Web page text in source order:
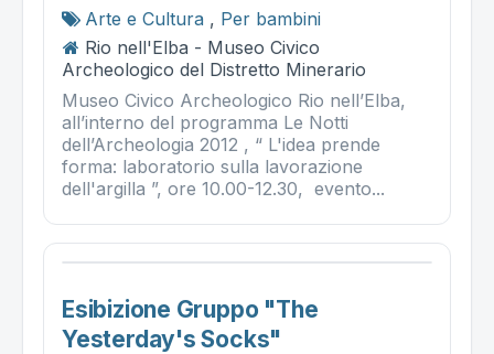
Arte e Cultura , Per bambini
Rio nell'Elba - Museo Civico
Archeologico del Distretto Minerario
Museo Civico Archeologico Rio nell’Elba,
all’interno del programma Le Notti
dell’Archeologia 2012 , “ L'idea prende
forma: laboratorio sulla lavorazione
dell'argilla ”, ore 10.00-12.30, evento...
Esibizione Gruppo "the
Yesterday's Socks"